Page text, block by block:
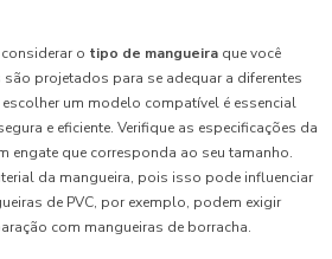
o tipo de mangueira que você
projetados para se adequar a diferentes
um modelo compatível é essencial
e eficiente. Verifique as especificações da
engate que corresponda ao seu tamanho.
da mangueira, pois isso pode influenciar
de PVC, por exemplo, podem exigir
com mangueiras de borracha.